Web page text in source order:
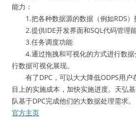
能力：
1.把各种数据源的数据（例如RDS）
2.提供IDE开发界面和SQL代码管理
3.任务调度功能
4.通过拖拽和可视化的方式进行数据
行数据可视化展现。
有了DPC，可以大大降低ODPS用户
目上的实施成本，加快实施进度。天弘
队基于DPC完成他们的大数据处理需求
官方主页